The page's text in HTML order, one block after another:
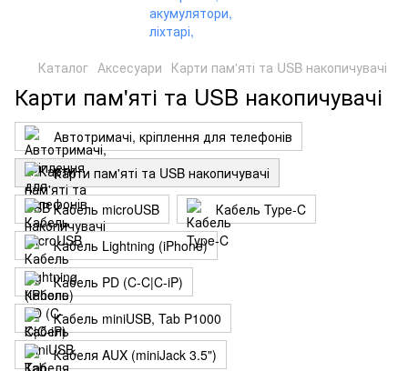
Каталог Аксесуари Карти пам'яті та USB накопичувачі
Карти пам'яті та USB накопичувачі
Автотримачі, кріплення для телефонів
Карти пам'яті та USB накопичувачі
Кабель microUSB
Кабель Type-C
Кабель Lightning (iPhone)
Кабель PD (C-C|C-iP)
Кабель miniUSB, Tab P1000
Кабеля AUX (miniJack 3.5")